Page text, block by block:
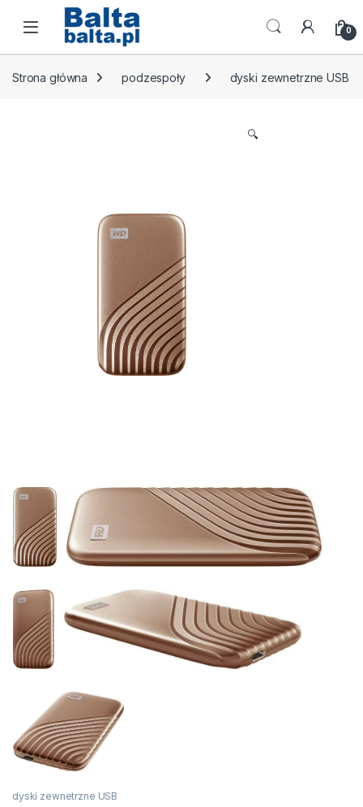
Skip to navigation
Skip to content
Open 0
Strona główna podzespoły dyski zewnetrzne USB
🔍
dyski zewnetrzne USB